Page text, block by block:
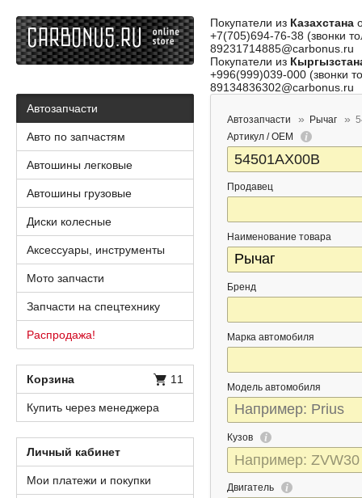
Покупатели из Казахстана
+7(705)694-76-38 (звонки
89231714885@carbonus.ru
Покупатели из
+996(999)039-000 (звонки
89134836302@carbonus.ru
Автозапчасти Рычаг
Артикул / OEM
Продавец
Наименование товара
Бренд
Марка автомобиля
Модель автомобиля
Кузов
Двигатель
Автозапчасти
Авто по запчастям
Автошины легковые
Автошины грузовые
Диски колесные
Аксессуары, инструменты
Мото запчасти
Запчасти на спецтехнику
Распродажа!
Корзина 11
Купить через менеджера
Личный кабинет
Мои платежи и покупки